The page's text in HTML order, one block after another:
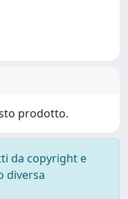
prodotto.
da copyright e
diversa